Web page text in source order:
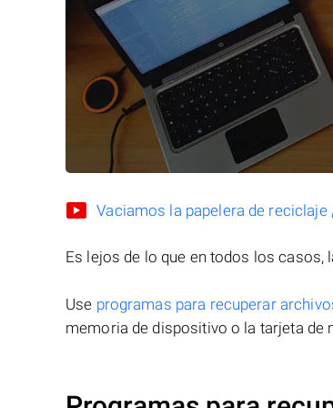
Vaciamos la papelera de reciclaje
Es lejos de lo que en todos los casos,
Use programas para recuperar
memoria de dispositivo o la tarjeta